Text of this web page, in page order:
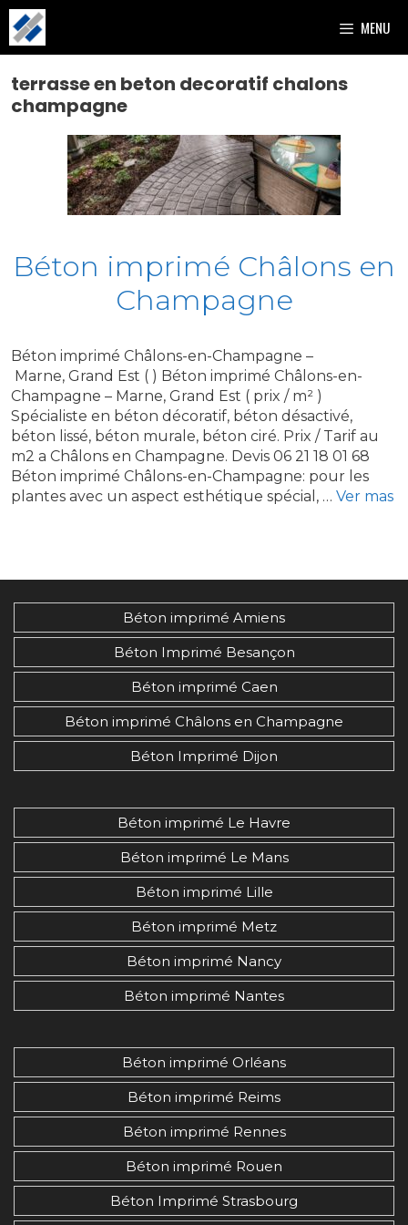
Aller
au
contenu
MENU
terrasse en beton decoratif chalons
champagne
Béton imprimé Châlons en
Champagne
Béton imprimé Châlons-en-Champagne –
Marne, Grand Est ( ) Béton imprimé Châlons-en-
Champagne – Marne, Grand Est ( prix / m² )
Spécialiste en béton décoratif, béton désactivé,
béton lissé, béton murale, béton ciré. Prix / Tarif au
m2 a Châlons en Champagne. Devis 06 21 18 01 68
Béton imprimé Châlons-en-Champagne: pour les
plantes avec un aspect esthétique spécial, … Ver mas
Béton imprimé Amiens
Béton Imprimé Besançon
Béton imprimé Caen
Béton imprimé Châlons en Champagne
Béton Imprimé Dijon
Béton imprimé Le Havre
Béton imprimé Le Mans
Béton imprimé Lille
Béton imprimé Metz
Béton imprimé Nancy
Béton imprimé Nantes
Béton imprimé Orléans
Béton imprimé Reims
Béton imprimé Rennes
Béton imprimé Rouen
Béton Imprimé Strasbourg